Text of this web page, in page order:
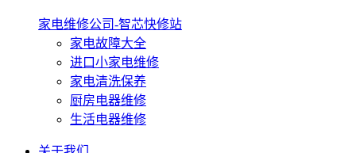
家电维修公司-智芯快修站
家电故障大全
进口小家电维修
家电清洗保养
厨房电器维修
生活电器维修